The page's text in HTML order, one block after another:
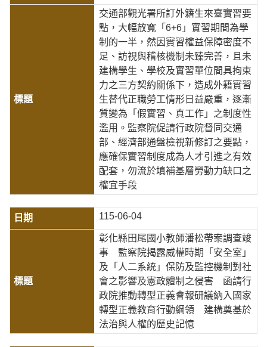
交通部觀光署所訂外籍生來臺實習要
點，大幅放寬「6+6」實習期間為學
制的一半，然因實習權益保障密度不
足、訪視與稽核機制未臻完善，且未
建構學生、學校及實習單位間具拘束
力之三方契約關係下，造成外籍實習
生替代正職勞工情形日益嚴重，逐漸
質變為「假實習、真工作」之制度性
濫用。監察院促請行政院督同交通
部、經濟部通盤檢視新修訂之要點，
應確保實習制度成為人才引進之有效
配套，勿流於填補基層勞動力缺口之
權宜手段
115-06-04
彰化縣田尾國小教師潘松帶案調查竣
事 監察院揭露威權時期「安全室」
及「人二系統」保防及監控機制對社
會之影響及憲政體制之侵害 函請行
政院推動轉型正義會報研議納入國家
轉型正義教育行動綱領 建構奠基於
法治與人權的歷史記憶